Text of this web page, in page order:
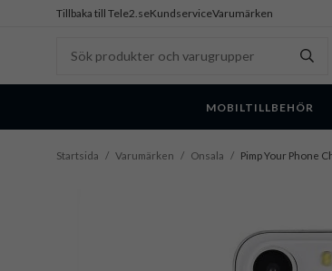
Tillbaka till Tele2.seKundserviceVarumärken
MOBILTILLBEHÖR
Startsida / Varumärken / Onsala / Pimp Your Phone